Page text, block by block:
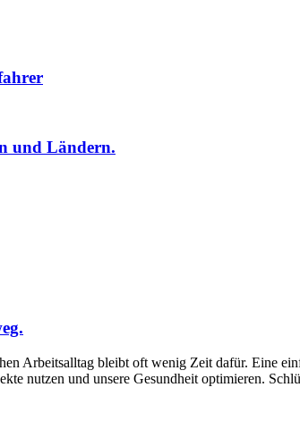
und Ländern.
Arbeitsalltag bleibt oft wenig Zeit dafür. Eine
nutzen und unsere Gesundheit optimieren.